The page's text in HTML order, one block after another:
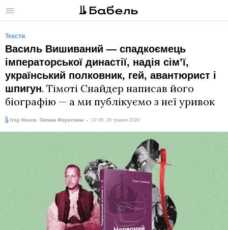
Меню
Тексти
Василь Вишиваний — спадкоємець
імператорської династії, надія сім’ї,
український полковник, гей, авантюрист і
шпигун. Тімоті Снайдер написав його
біографію — а ми публікуємо з неї уривок
Автори:
Ігор Носов , Оксана Форостина
Дата: 07:08, 29 травня 2026